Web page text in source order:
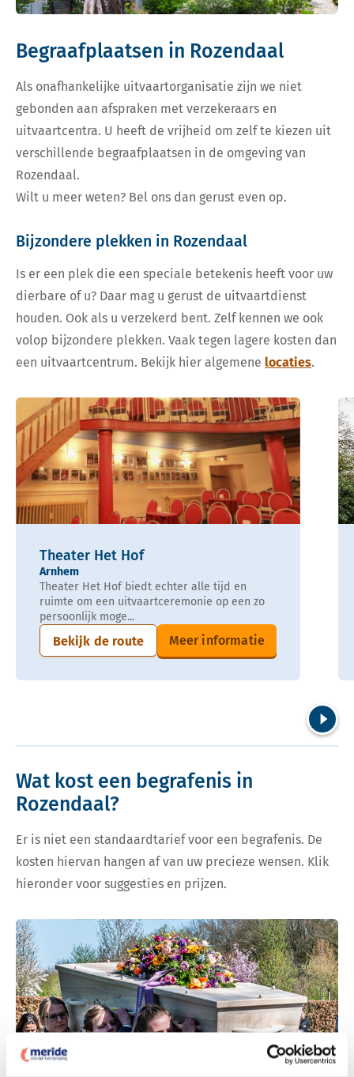
Begraafplaatsen in Rozendaal
Als onafhankelijke uitvaartorganisatie zijn we niet
gebonden aan afspraken met verzekeraars en
uitvaartcentra. U heeft de vrijheid om zelf te kiezen uit
verschillende begraafplaatsen in de omgeving van
Rozendaal.
Wilt u meer weten? Bel ons dan gerust even op.
Bijzondere plekken in Rozendaal
Is er een plek die een speciale betekenis heeft voor uw
dierbare of u? Daar mag u gerust de uitvaartdienst
houden. Ook als u verzekerd bent. Zelf kennen we ook
volop bijzondere plekken. Vaak tegen lagere kosten dan
een uitvaartcentrum. Bekijk hier algemene locaties.
Theater Het Hof
Arnhem
Theater Het Hof biedt echter alle tijd en
ruimte om een uitvaartceremonie op een zo
persoonlijk moge...
Bekijk de route Meer informatie
Wat kost een begrafenis in
Rozendaal?
Er is niet een standaardtarief voor een begrafenis. De
kosten hiervan hangen af van uw precieze wensen. Klik
hieronder voor suggesties en prijzen.
Bekijk tarieven voor begrafenis